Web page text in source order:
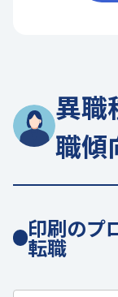
異職
職傾
印刷のプ
転職